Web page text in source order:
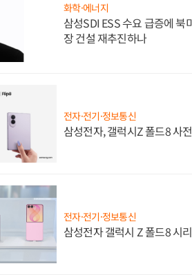
화학·에너지
삼성SDI ESS 수요 급증에 북
장 건설 재추진하나
전자·전기·정보통신
삼성전자, 갤럭시Z 폴드8 사
전자·전기·정보통신
삼성전자 갤럭시 Z 폴드8 시